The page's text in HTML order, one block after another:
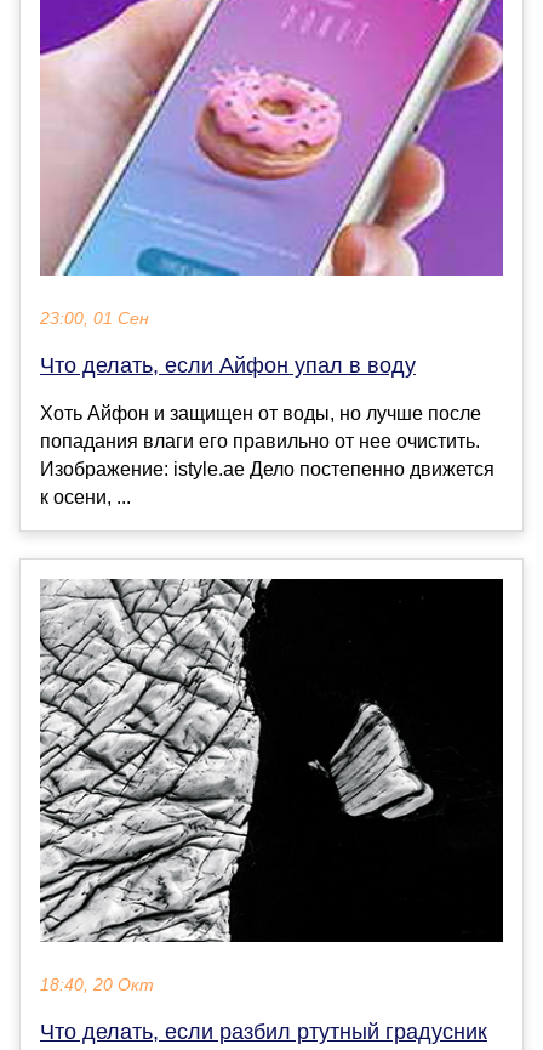
23:00, 01 Сен
Что делать, если Айфон упал в воду
Хоть Айфон и защищен от воды, но лучше после
попадания влаги его правильно от нее очистить.
Изображение: istyle.ae Дело постепенно движется
к осени, ...
18:40, 20 Окт
Что делать, если разбил ртутный градусник